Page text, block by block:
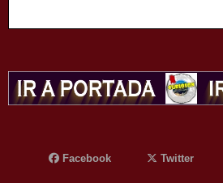
Facebook Twitter